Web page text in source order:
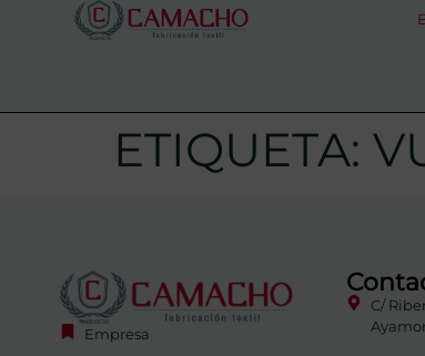
ETIQUETA:
Empresa
C/